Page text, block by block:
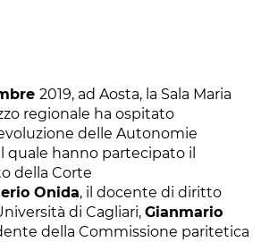
2019, ad Aosta, la Sala Maria
regionale ha ospitato
delle Autonomie
quale hanno partecipato il
della Corte
Onida, il docente di diritto
di Cagliari, Gianmario
della Commissione paritetica